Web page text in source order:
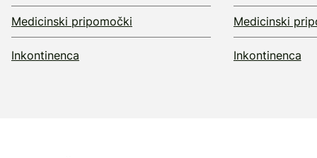
Medicinski pripomočki
Inkontinenca
Medicinski
Inkontinenca